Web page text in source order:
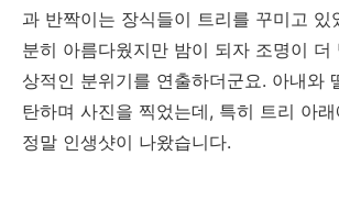
과 반짝이는 장식들이 트리를 꾸미고 있
분히 아름다웠지만 밤이 되자 조명이 더
상적인 분위기를 연출하더군요. 아내와
탄하며 사진을 찍었는데, 특히 트리 아
정말 인생샷이 나왔습니다.